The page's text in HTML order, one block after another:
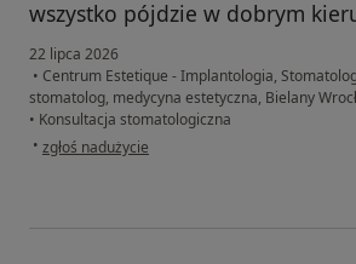
wszystko pójdzie w dobrym
22 lipca 2026
• Centrum Estetique - Implantologia,
stomatolog, medycyna estetyczna, Bielany
• Konsultacja stomatologiczna
• w opinii użytkownika B.M
zgłoś nadużycie